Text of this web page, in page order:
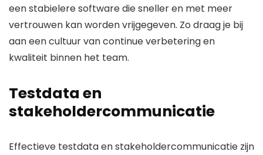
een stabielere software die sneller en met meer
vertrouwen kan worden vrijgegeven. Zo draag je bij
aan een cultuur van continue verbetering en
kwaliteit binnen het team.
Testdata en
stakeholdercommunicatie
Effectieve testdata en stakeholdercommunicatie zijn